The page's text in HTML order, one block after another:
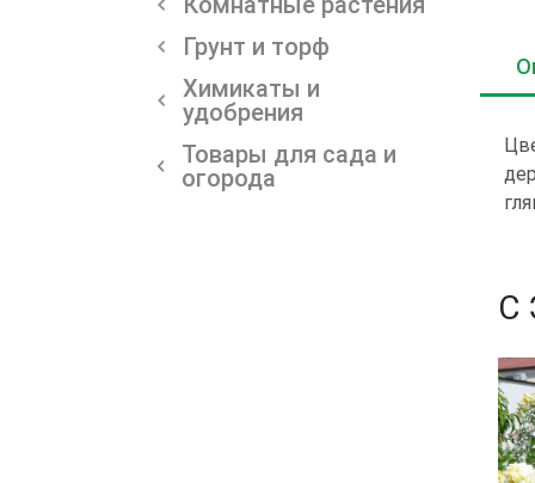
Грунт и торф
Химикаты и
удобрения
Товары для сада и
огорода
С